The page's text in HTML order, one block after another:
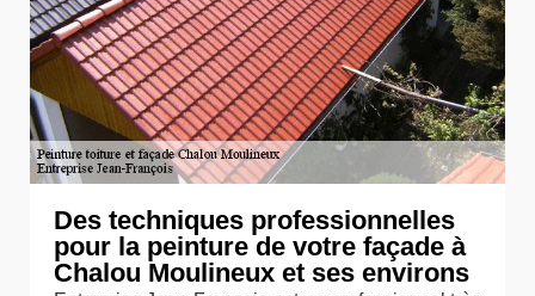
Des techniques professionnelles
pour la peinture de votre façade à
Chalou Moulineux et ses environs